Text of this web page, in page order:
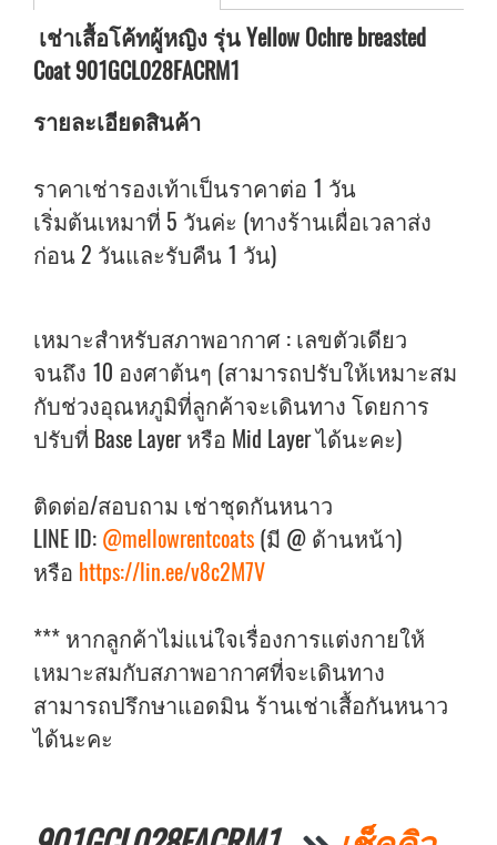
เช่าเสื้อโค้ทผู้หญิง รุ่น Yellow Ochre breasted
Coat 901GCL028FACRM1
รายละเอียดสินค้า
ราคาเช่ารองเท้าเป็นราคาต่อ 1 วัน
เริ่มต้นเหมาที่ 5 วันค่ะ (ทางร้านเผื่อเวลาส่ง
ก่อน 2 วันและรับคืน 1 วัน)
เหมาะสำหรับสภาพอากาศ : เลขตัวเดียว
จนถึง 10 องศาต้นๆ (สามารถปรับให้เหมาะสม
กับช่วงอุณหภูมิที่ลูกค้าจะเดินทาง โดยการ
ปรับที่ Base Layer หรือ Mid Layer ได้นะคะ)
ติดต่อ/สอบถาม เช่าชุดกันหนาว
LINE ID: @mellowrentcoats (มี @ ด้านหน้า)
หรือ https://lin.ee/v8c2M7V
*** หากลูกค้าไม่แน่ใจเรื่องการแต่งกายให้
เหมาะสมกับสภาพอากาศที่จะเดินทาง
สามารถปรึกษาแอดมิน ร้านเช่าเสื้อกันหนาว
ได้นะคะ